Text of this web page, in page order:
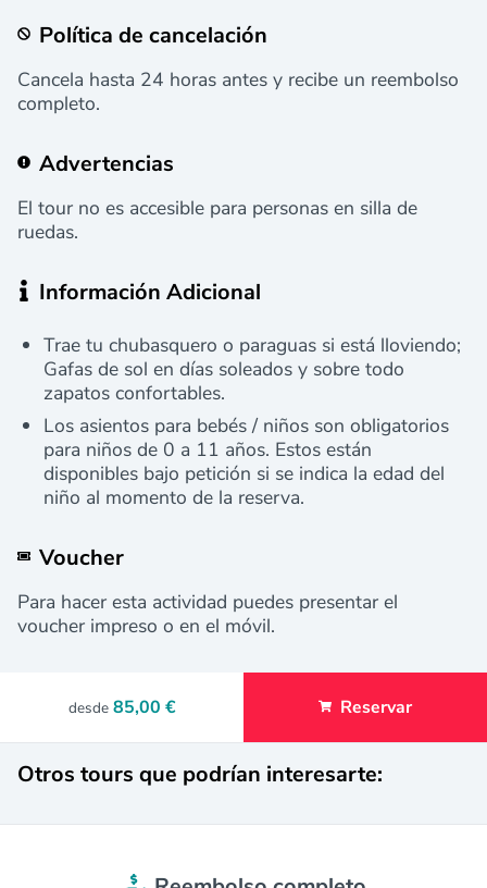
Política de cancelación
Cancela hasta 24 horas antes y recibe un reembolso
completo.
Advertencias
El tour no es accesible para personas en silla de
ruedas.
Información Adicional
Trae tu chubasquero o paraguas si está lloviendo;
Gafas de sol en días soleados y sobre todo
zapatos confortables.
Los asientos para bebés / niños son obligatorios
para niños de 0 a 11 años. Estos están
disponibles bajo petición si se indica la edad del
niño al momento de la reserva.
Voucher
Para hacer esta actividad puedes presentar el
voucher impreso o en el móvil.
desde 85,00 € Reservar
Otros tours que podrían interesarte: